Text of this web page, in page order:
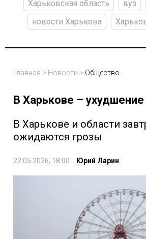
Харьковская область вуз
новости Харькова
Главная > Новости > Общество
В Харькове –
В Харькове и области
ожидаются грозы
22.05.2026, 18:00 Юрий Ларин